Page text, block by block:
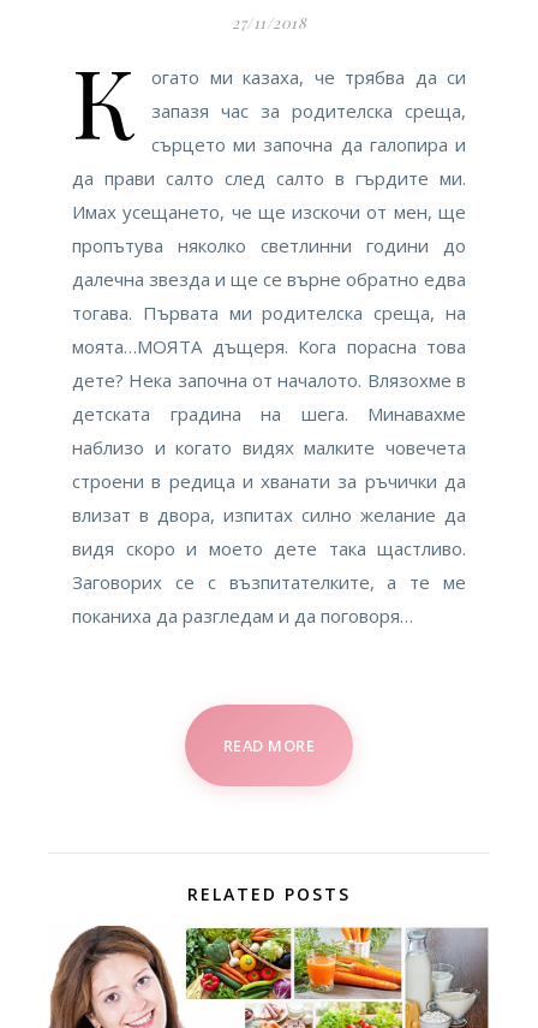
27/11/2018
К
огато ми казаха, че трябва да си
запазя час за родителска среща,
сърцето ми започна да галопира и
да прави салто след салто в гърдите ми.
Имах усещането, че ще изскочи от мен, ще
пропътува няколко светлинни години до
далечна звезда и ще се върне обратно едва
тогава. Първата ми родителска среща, на
моята…МОЯТА дъщеря. Кога порасна това
дете? Нека започна от началото. Влязохме в
детската градина на шега. Минавахме
наблизо и когато видях малките човечета
строени в редица и хванати за ръчички да
влизат в двора, изпитах силно желание да
видя скоро и моето дете така щастливо.
Заговорих се с възпитателките, а те ме
поканиха да разгледам и да поговоря…
READ MORE
RELATED POSTS